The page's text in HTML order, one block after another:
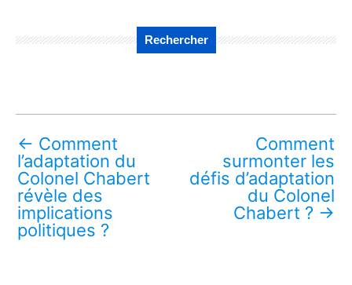
Rechercher
← Comment
l’adaptation du
Colonel Chabert
révèle des
implications
politiques ?
Comment
surmonter les
défis d’adaptation
du Colonel
Chabert ? →